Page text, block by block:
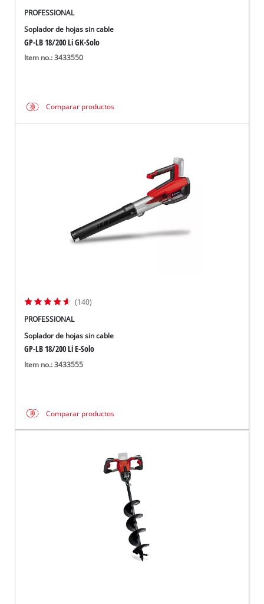
PROFESSIONAL
Soplador de hojas sin cable
GP-LB 18/200 Li GK-Solo
Item no.: 3433550
Comparar productos
(140)
PROFESSIONAL
Soplador de hojas sin cable
GP-LB 18/200 Li E-Solo
Item no.: 3433555
Comparar productos